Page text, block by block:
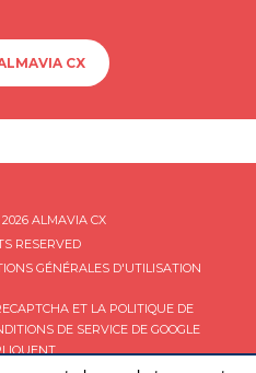
CX
ALMAVIA CX
RESERVED
GÉNÉRALES D'UTILISATION
ET LA POLITIQUE DE
DE SERVICEDE GOOGLE